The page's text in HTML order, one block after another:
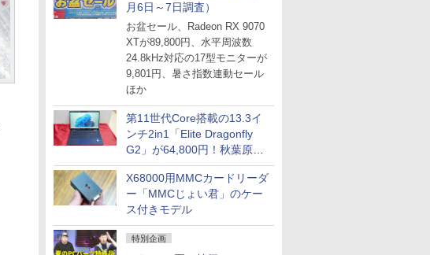
月6日～7日調査）
お盆セール、Radeon RX 9070
XTが89,800円、水平周波数
24.8kHz対応の17型モニターが
9,801円、暑さ指数連動セール
ほか
第11世代Core搭載の13.3イ
ンチ2in1「Elite Dragonfly
G2」が64,800円！秋葉原で
中古PCセール
X68000用MMCカードリーダ
ー「MMCじょい君」のケー
ス付きモデル
特別企画